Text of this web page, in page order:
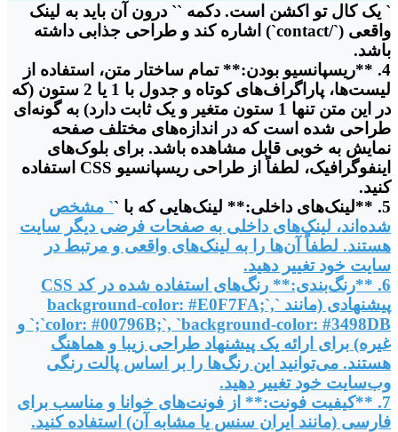
` یک کال تو اکشن است. دکمه `` درون آن باید به لینک
واقعی (`/contact`) اشاره کند و طراحی جذابی داشته
باشد.
4. **ریسپانسیو بودن:** تمام ساختار متن، استفاده از
لیست‌ها، پاراگراف‌های کوتاه و جدول با 1 یا 2 ستون (که
در این متن تنها 1 ستون متغیر و یک ثابت دارد) به گونه‌ای
طراحی شده است که در اندازه‌های مختلف صفحه
نمایش به خوبی قابل مشاهده باشد. برای بلوک‌های
اینفوگرافیک، لطفاً از طراحی ریسپانسیو CSS استفاده
کنید.
5. **لینک‌های داخلی:** لینک‌هایی که با `
` مشخص
شده‌اند، لینک‌های داخلی به صفحات فرضی دیگر سایت
هستند. لطفاً آن‌ها را به لینک‌های واقعی و مرتبط در
سایت خود تغییر دهید.
6. **رنگ‌بندی:** رنگ‌های استفاده شده در کد CSS
پیشنهادی (مانند `background-color: #E0F7FA;`,
`color: #00796B;`, `background-color: #3498DB;` و
غیره) برای ارائه یک پیشنهاد طراحی زیبا و هماهنگ
هستند. می‌توانید این رنگ‌ها را بر اساس پالت رنگی
وب‌سایت خود تغییر دهید.
7. **کیفیت فونت:** از فونت‌های خوانا و مناسب برای
فارسی (مانند ایران سنس یا مشابه آن) استفاده کنید.